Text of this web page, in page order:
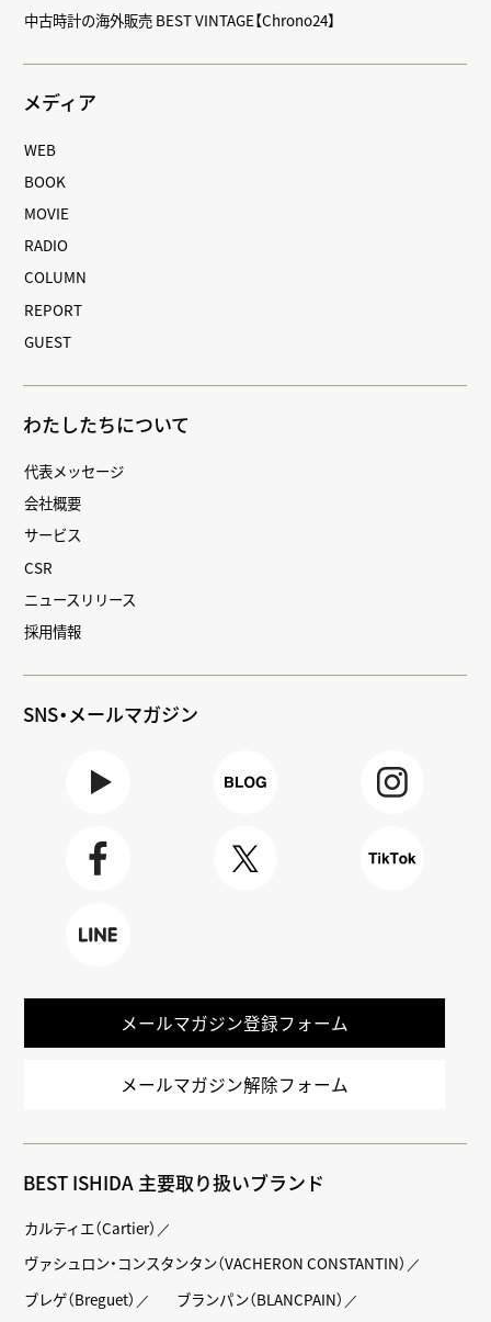
中古時計の海外販売 BEST VINTAGE【Chrono24】
メディア
WEB
BOOK
MOVIE
RADIO
COLUMN
REPORT
GUEST
わたしたちについて
代表メッセージ
会社概要
サービス
CSR
ニュースリリース
採用情報
SNS・メールマガジン
メールマガジン登録フォーム
メールマガジン解除フォーム
BEST ISHIDA 主要取り扱いブランド
カルティエ（Cartier）
ヴァシュロン・コンスタンタン（VACHERON CONSTANTIN）
ブレゲ（Breguet）
ブランパン（BLANCPAIN）